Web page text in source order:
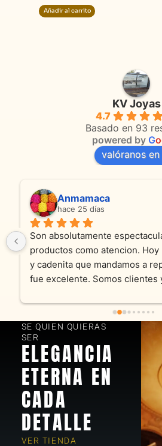
Añadir al carrito
KV Joyas
4.7
Basado en 93
powered by Go
valóranos en
Anmamaca
hace 25 días
Son absolutamente
productos como atencion.
y cadenita que mandamos a
fue excelente. Somos clientes
SE QUIEN QUIERAS
SER
ELEGANCIA
ETERNA EN
CADA
DETALLE
VER TIENDA